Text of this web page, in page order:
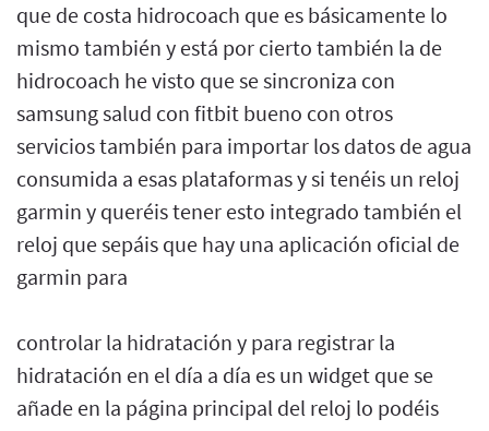
que de costa hidrocoach que es básicamente lo
mismo también y está por cierto también la de
hidrocoach he visto que se sincroniza con
samsung salud con fitbit bueno con otros
servicios también para importar los datos de agua
consumida a esas plataformas y si tenéis un reloj
garmin y queréis tener esto integrado también el
reloj que sepáis que hay una aplicación oficial de
garmin para
controlar la hidratación y para registrar la
hidratación en el día a día es un widget que se
añade en la página principal del reloj lo podéis